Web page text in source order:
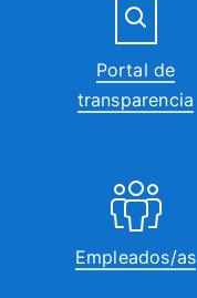
Portal de
transparencia
Empleados/as